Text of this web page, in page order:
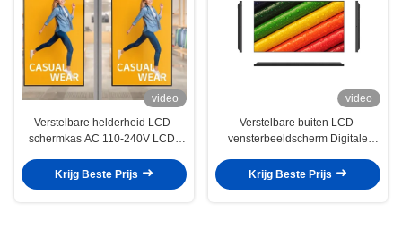
video
Verstelbare helderheid LCD-
schermkas AC 110-240V LCD-
Krijg Beste Prijs
video
Verstelbare buiten LCD-
vensterbeeldscherm Digitale
3840x2160
Krijg Beste Prijs